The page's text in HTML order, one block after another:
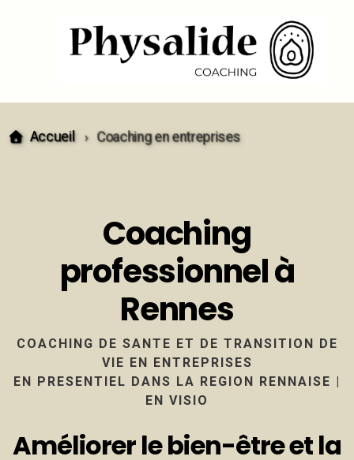
Accueil Coaching en entreprises
Coaching
professionnel à
Rennes
COACHING DE SANTE ET DE TRANSITION DE
VIE EN ENTREPRISES
EN PRESENTIEL DANS LA REGION RENNAISE |
EN VISIO
Améliorer le bien-être et la
Coaching de transition de vie
Coaching ikigaï pour adultes
Coaching orientation ikigaï [15-25 ans]